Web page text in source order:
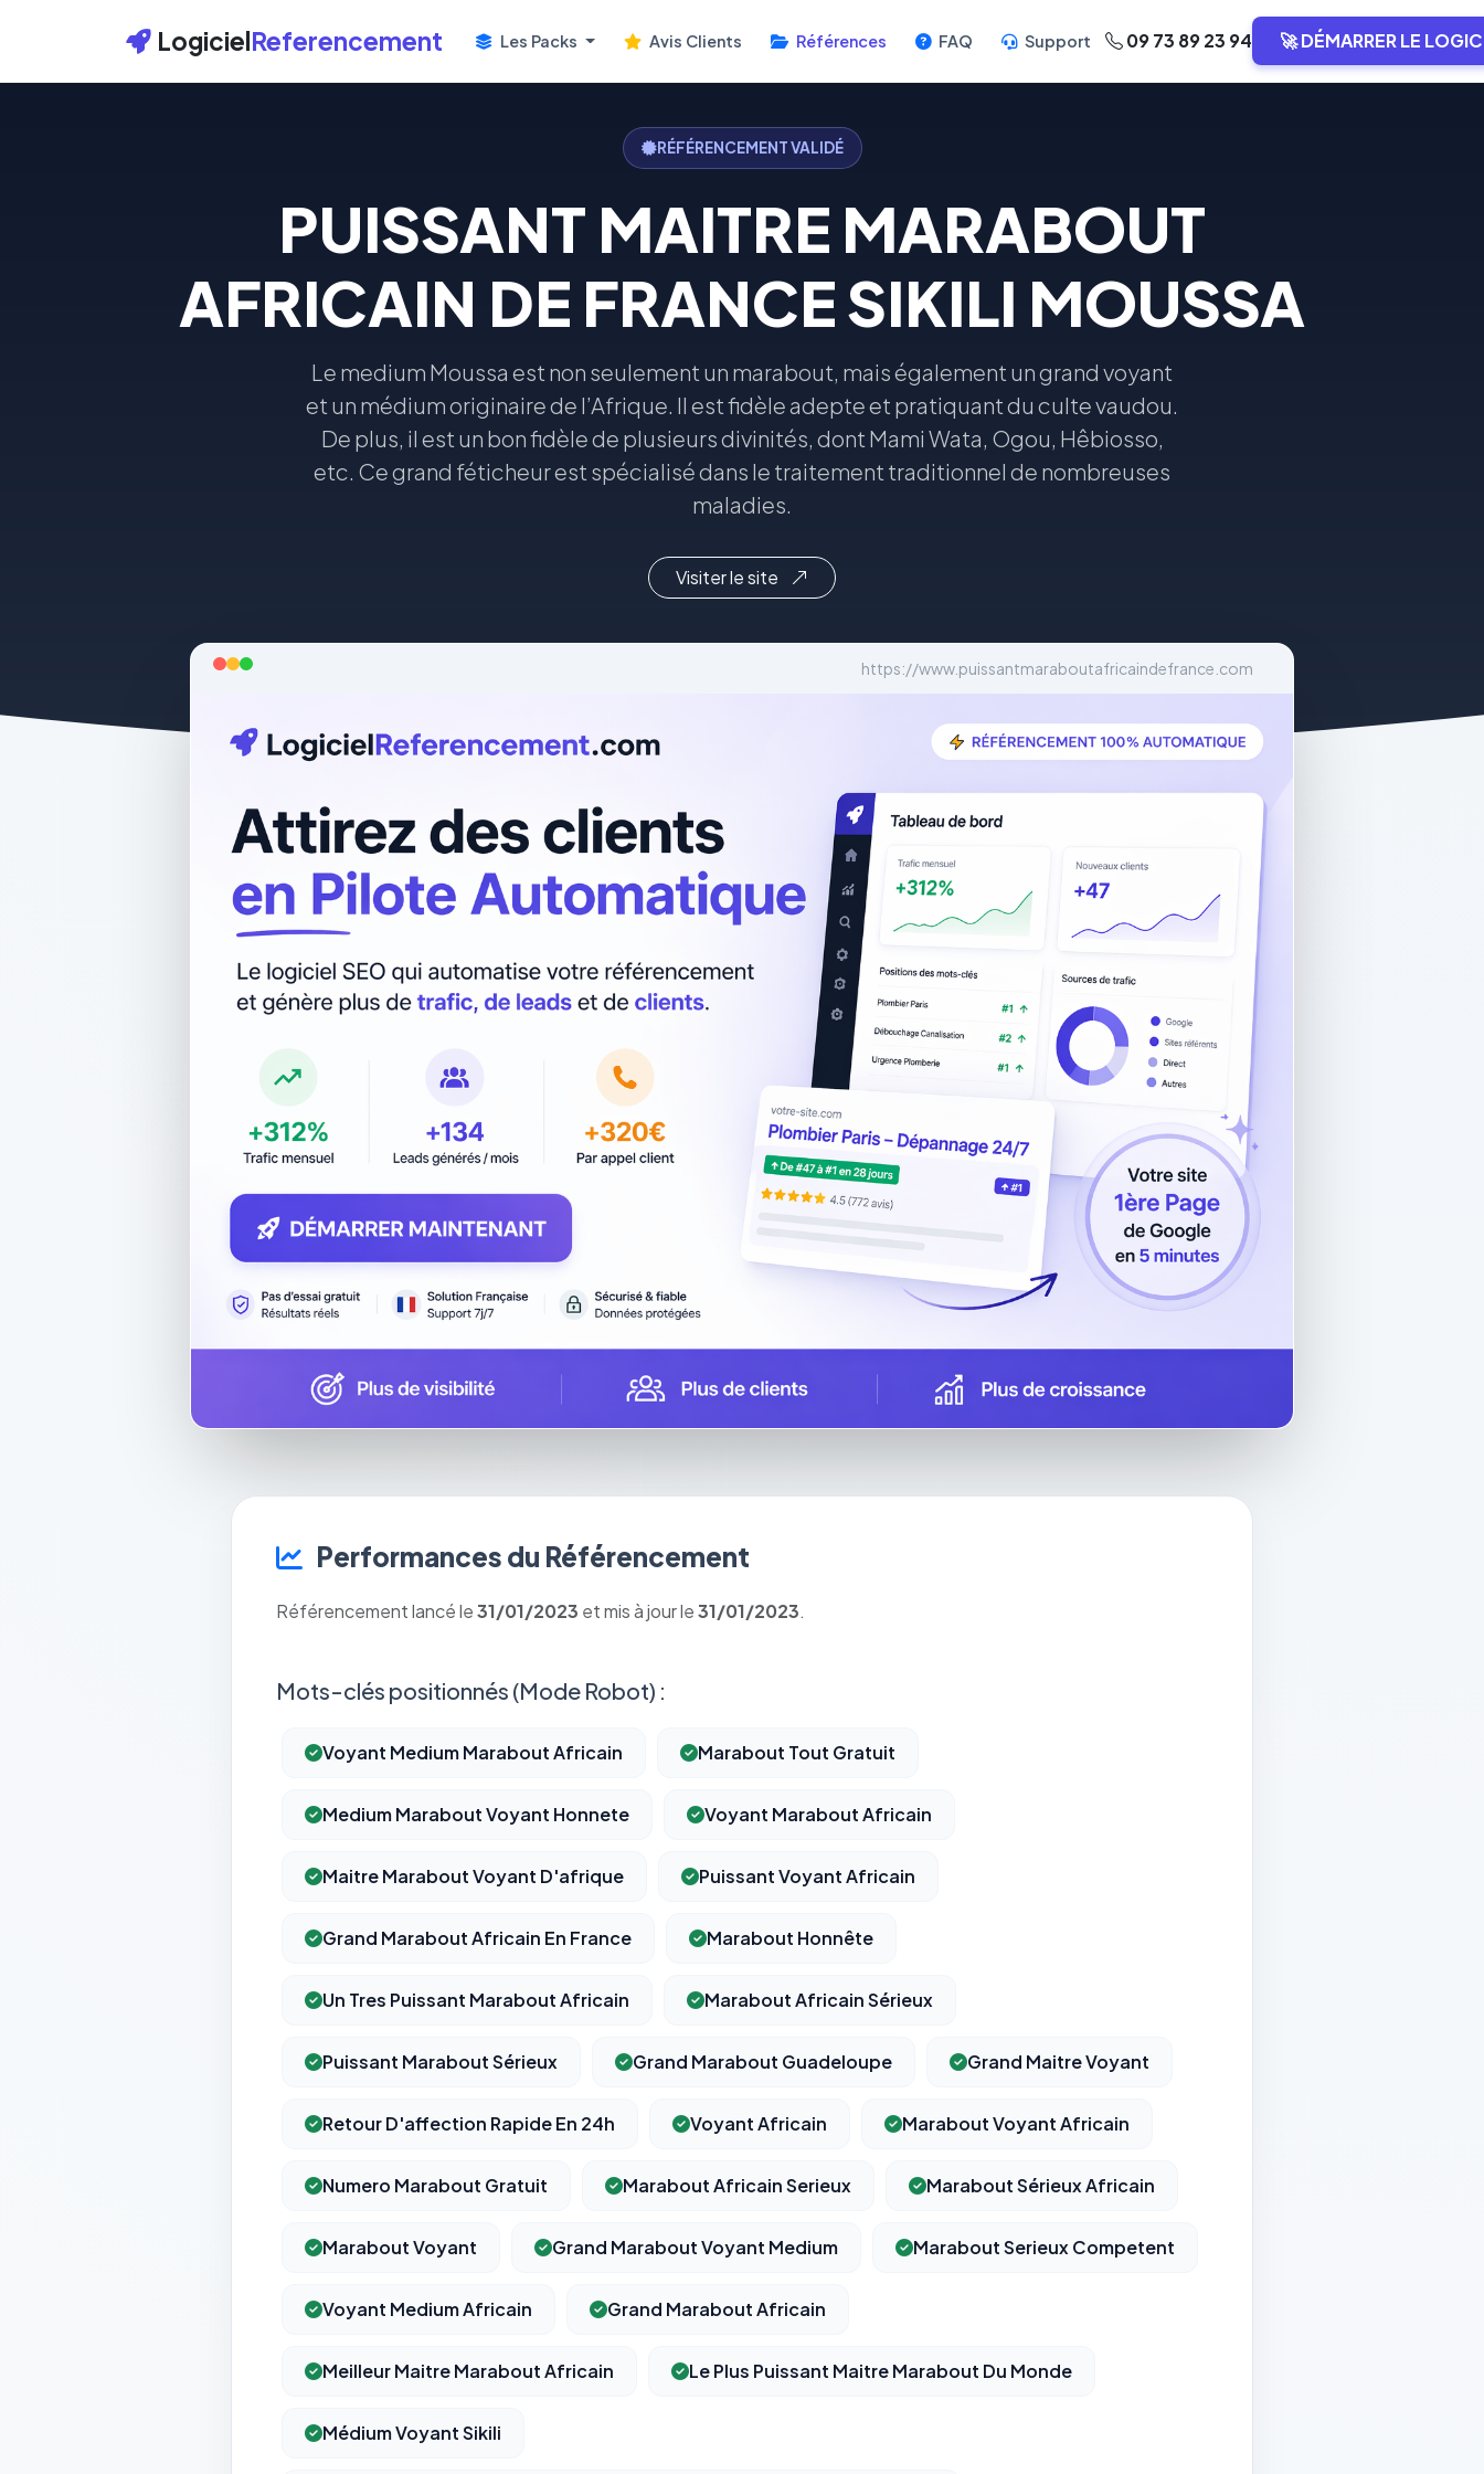
LogicielReferencement Les Packs Avis Clients Références FAQ Support 09 73 89 23 94 🚀 DÉMARRER LE
RÉFÉRENCEMENT VALIDÉ
PUISSANT MAITRE MARABOUT
AFRICAIN DE FRANCE SIKILI MOUSSA
Le medium Moussa est non seulement un marabout, mais également un grand voyant
et un médium originaire de l’Afrique. Il est fidèle adepte et pratiquant du culte vaudou.
De plus, il est un bon fidèle de plusieurs divinités, dont Mami Wata, Ogou, Hêbiosso,
etc. Ce grand féticheur est spécialisé dans le traitement traditionnel de nombreuses
maladies.
Visiter le site
https://www.puissantmaraboutafricaindefrance.com
Performances du Référencement
Référencement lancé le31/01/2023 et mis à jour le31/01/2023.
Mots-clés positionnés (Mode Robot) :
Voyant Medium Marabout Africain Marabout Tout Gratuit
Medium Marabout Voyant Honnete Voyant Marabout Africain
Maitre Marabout Voyant D'afrique Puissant Voyant Africain
Grand Marabout Africain En France Marabout Honnête
Un Tres Puissant Marabout Africain Marabout Africain Sérieux
Puissant Marabout Sérieux Grand Marabout Guadeloupe Grand Maitre Voyant
Retour D'affection Rapide En 24h Voyant Africain Marabout Voyant Africain
Numero Marabout Gratuit Marabout Africain Serieux Marabout Sérieux Africain
Marabout Voyant Grand Marabout Voyant Medium Marabout Serieux Competent
Voyant Medium Africain Grand Marabout Africain
Meilleur Maitre Marabout Africain Le Plus Puissant Maitre Marabout Du Monde
Médium Voyant Sikili
Cookies essentiels TOUJOURS ACTIF
pas être désactivés.
Cookies analytiques
(pages visitées, durée de visite) pour l'améliorer. Données
anonymisées via Google Analytics.